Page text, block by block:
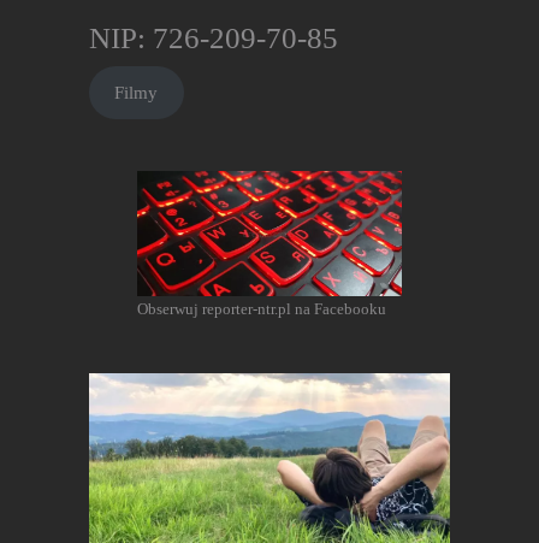
NIP: 726-209-70-85
Filmy
Obserwuj reporter-ntr.pl na Facebooku